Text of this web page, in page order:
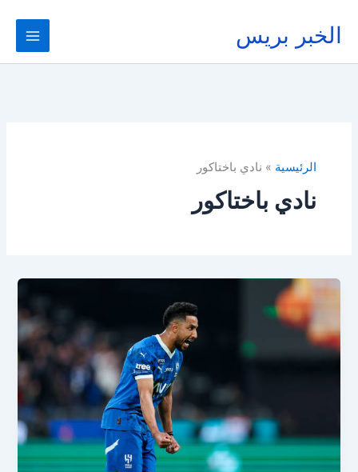
المحتوى
الخبر بريس
الرئيسية نادي باختاكور
نادي باختاكور